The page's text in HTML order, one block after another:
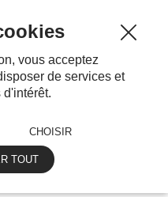
vous acceptez
de services et
d'intérêt.
CHOISIR
TOUT